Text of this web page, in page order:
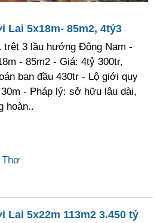
Lai 5x18m- 85m2, 4tỷ3
trệt 3 lầu hướng Đông Nam -
- 85m2 - Giá: 4tỷ 300tr,
ban đầu 430tr - Lộ giới quy
- Pháp lý: sở hữu lâu dài,
hoàn..
Thơ
Lai 5x22m 113m2 3.450 tỷ